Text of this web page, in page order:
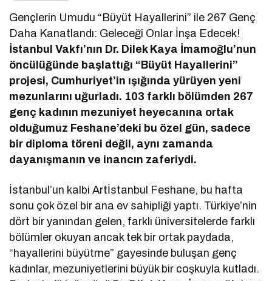
Gençlerin Umudu “Büyüt Hayallerini” ile 267 Genç
Daha Kanatlandı: Geleceği Onlar İnşa Edecek!
İstanbul Vakfı’nın Dr. Dilek Kaya İmamoğlu’nun
öncülüğünde başlattığı “Büyüt Hayallerini”
projesi, Cumhuriyet’in ışığında yürüyen yeni
mezunlarını uğurladı. 103 farklı bölümden 267
genç kadının mezuniyet heyecanına ortak
olduğumuz Feshane’deki bu özel gün, sadece
bir diploma töreni değil, aynı zamanda
dayanışmanın ve inancın zaferiydi.
İstanbul’un kalbi Artİstanbul Feshane, bu hafta
sonu çok özel bir ana ev sahipliği yaptı. Türkiye’nin
dört bir yanından gelen, farklı üniversitelerde farklı
bölümler okuyan ancak tek bir ortak paydada,
“hayallerini büyütme” gayesinde buluşan genç
kadınlar, mezuniyetlerini büyük bir coşkuyla kutladı.